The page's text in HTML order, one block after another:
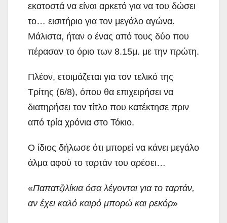
εκατοστά να είναι αρκετό για να του δώσει
το… εισιτήριο για τον μεγάλο αγώνα.
Μάλιστα, ήταν ο ένας από τους δύο που
πέρασαν το όριο των 8.15μ. με την πρώτη.
Πλέον, ετοιμάζεται για τον τελικό της
Τρίτης (6/8), όπου θα επιχειρήσει να
διατηρήσει τον τίτλο που κατέκτησε πριν
από τρία χρόνια στο Τόκιο.
Ο ίδιος δήλωσε ότι μπορεί να κάνει μεγάλο
άλμα αφού το ταρτάν του αρέσει…
«Παπατζιλίκια όσα λέγονται για το ταρτάν,
αν έχει καλό καιρό μπορώ και ρεκόρ»